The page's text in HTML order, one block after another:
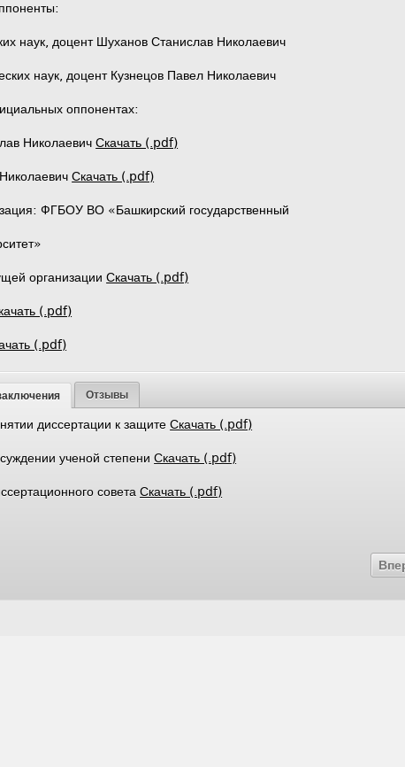
наук, доцент Шуханов Станислав Николаевич
наук, доцент Кузнецов Павел Николаевич
оппонентах:
НиколаевичСкачать (.pdf)
Скачать (.pdf)
ФГБОУ ВО «Башкирский государственный
организацииСкачать (.pdf)
(.pdf)
(.pdf)
Отзывы
диссертации к защитеСкачать (.pdf)
ученой степениСкачать (.pdf)
советаСкачать (.pdf)